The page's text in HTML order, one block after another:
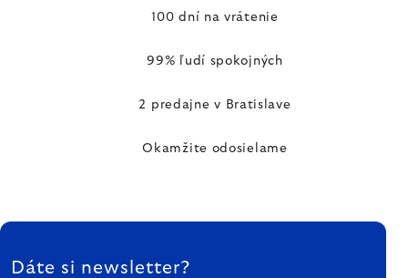
100 dní na vrátenie
99% ľudí spokojných
2 predajne v Bratislave
Okamžite odosielame
ZÁPÄTIE
Dáte si newsletter?